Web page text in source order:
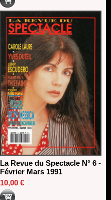
La Revue du Spectacle N° 6 -
Février Mars 1991
10,00 €